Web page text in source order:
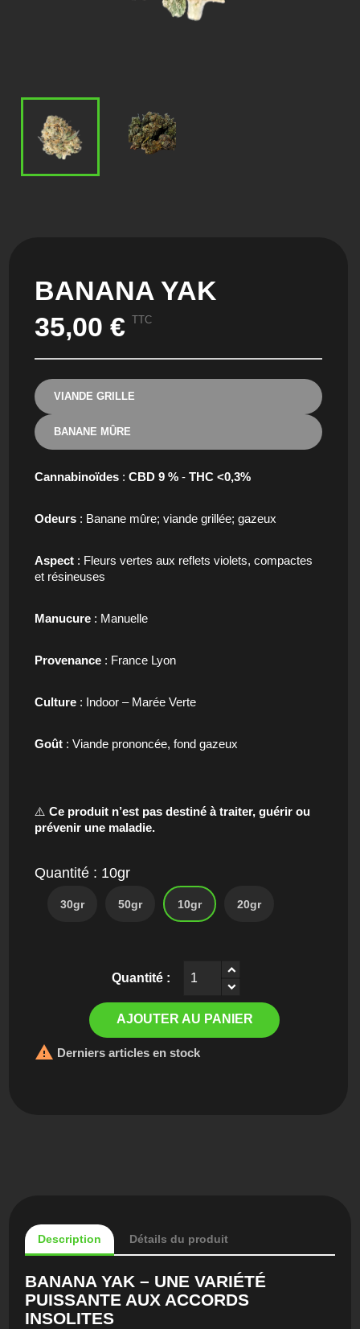
BANANA YAK
35,00 € TTC
VIANDE GRILLE
BANANE MÛRE
Cannabinoïdes :CBD 9 % -THC <0,3%
Odeurs : Banane mûre; viande grillée; gazeux
Aspect : Fleurs vertes aux reflets violets, compactes
et résineuses
Manucure : Manuelle
Provenance : France Lyon
Culture : Indoor – Marée Verte
Goût : Viande prononcée, fond gazeux
⚠️Ce produit n’est pas destiné à traiter, guérir ou
prévenir une maladie.
Quantité : 10gr
30gr 50gr 10gr 20gr
AJOUTER AU PANIER
 Derniers articles en stock
Description Détails du produit
BANANA YAK – UNE VARIÉTÉ
PUISSANTE AUX ACCORDS
INSOLITES